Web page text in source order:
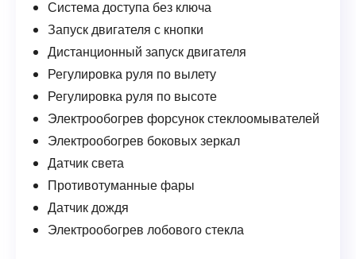
Система доступа без ключа
Запуск двигателя с кнопки
Дистанционный запуск двигателя
Регулировка руля по вылету
Регулировка руля по высоте
Электрообогрев форсунок стеклоомывателей
Электрообогрев боковых зеркал
Датчик света
Противотуманные фары
Датчик дождя
Электрообогрев лобового стекла